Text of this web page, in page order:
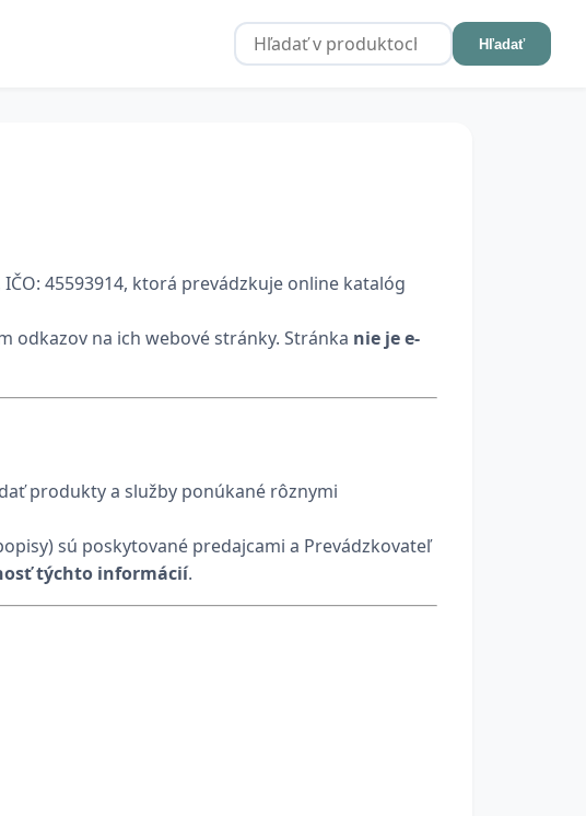
Hľadať
45593914, ktorá prevádzkuje online katalóg
odkazov na ich webové stránky. Stránka nie je e-
produkty a služby ponúkané rôznymi
sú poskytované predajcami a Prevádzkovateľ
týchto informácií.